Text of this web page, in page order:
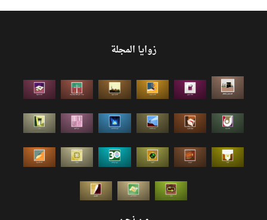
زوايا المجلة